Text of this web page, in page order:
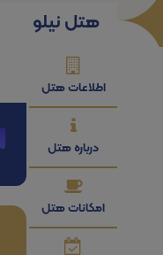
هتل نیلو
اطلاعات هتل
درباره هتل
امکانات هتل